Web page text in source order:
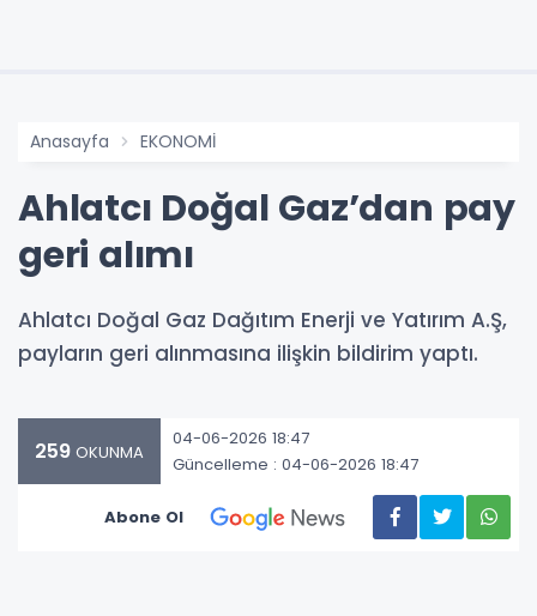
Anasayfa EKONOMİ
Ahlatcı Doğal Gaz’dan pay
geri alımı
Ahlatcı Doğal Gaz Dağıtım Enerji ve Yatırım A.Ş,
payların geri alınmasına ilişkin bildirim yaptı.
259 OKUNMA
04-06-2026 18:47
Güncelleme : 04-06-2026 18:47
Abone Ol